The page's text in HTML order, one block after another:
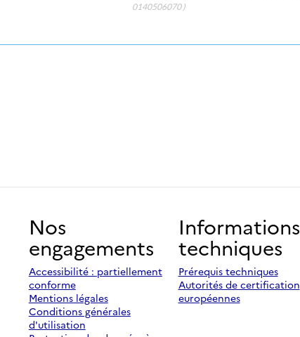
0140506070 )
Nos
engagements
Accessibilité : partiellement
conforme
Mentions légales
Conditions générales
d'utilisation
Informations
techniques
Prérequis techniques
Autorités de certification
européennes